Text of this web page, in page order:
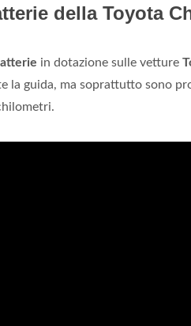
della Toyota
in dotazione sulle vetture
la guida, ma soprattutto sono